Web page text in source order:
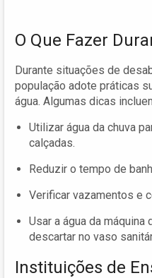
O Que Fazer
Durante situações de
população adote práticas
água. Algumas dicas
Utilizar água da chuva
calçadas.
Reduzir o tempo de
Verificar vazamentos e
Usar a água da
descartar no vaso
Instituições de